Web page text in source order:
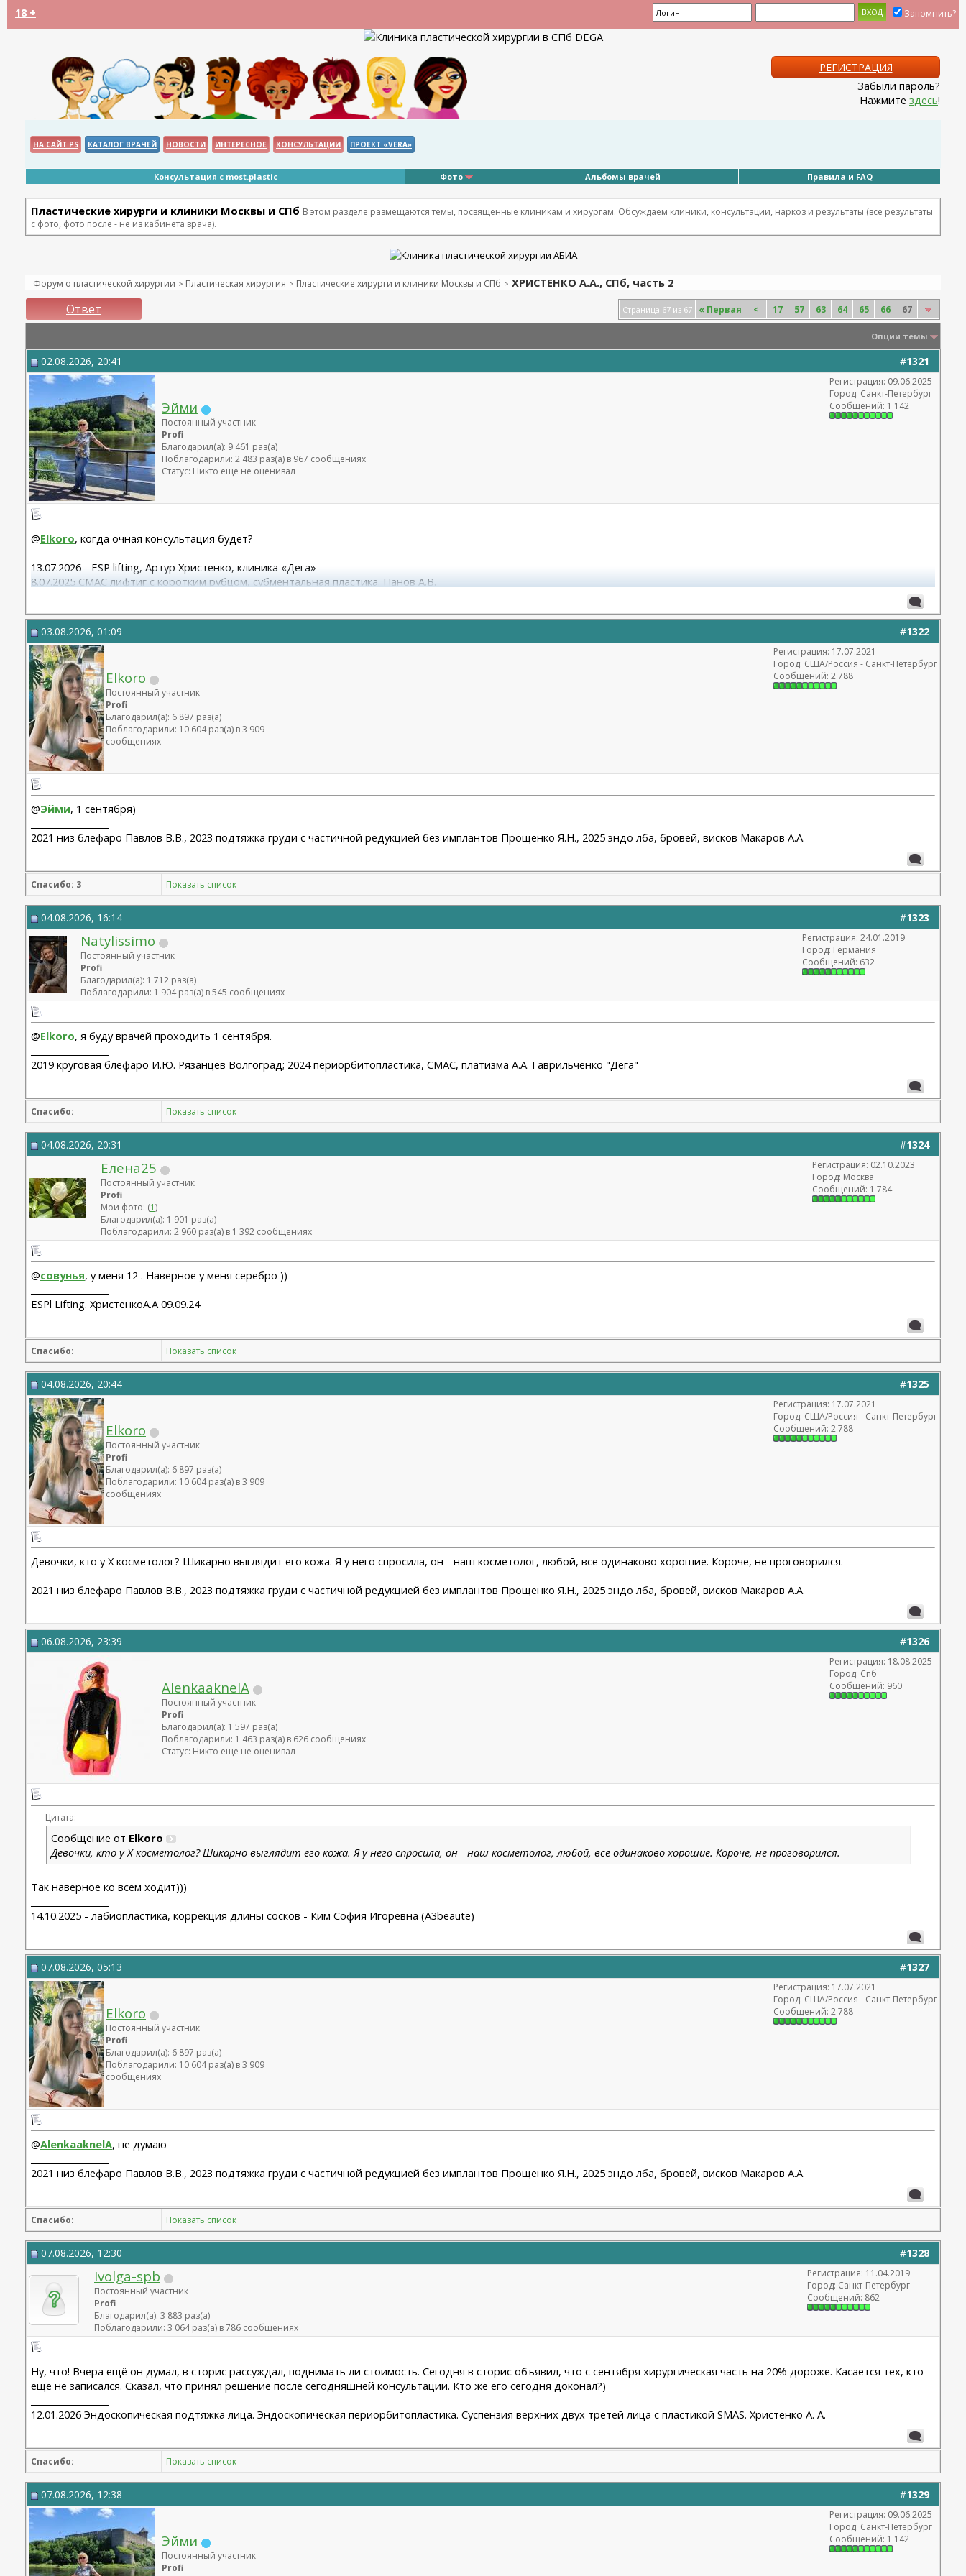
18 + Запомнить?
РЕГИСТРАЦИЯ
Забыли пароль?
Нажмите здесь!
НА САЙТ PS КАТАЛОГ ВРАЧЕЙ НОВОСТИ ИНТЕРЕСНОЕ КОНСУЛЬТАЦИИ ПРОЕКТ «VERA»
Консультация с most.plastic Фото Альбомы врачей Правила и FAQ
Пластические хирурги и клиники Москвы и СПб В этом разделе размещаются темы, посвященные клиникам и хирургам. Обсуждаем клиники, консультации, наркоз и результаты (все результаты
с фото, фото после - не из кабинета врача).
Форум о пластической хирургии > Пластическая хирургия > Пластические хирурги и клиники Москвы и СПб > ХРИСТЕНКО А.А., СПб, часть 2
Ответ Страница 67 из 67 « Первая < 17 57 63 64 65 66 67
Опции темы
#1321
02.08.2026, 20:41
Эйми
Постоянный участник
Profi
Благодарил(а): 9 461 раз(а)
Поблагодарили: 2 483 раз(а) в 967 сообщениях
Статус: Никто еще не оценивал
Регистрация: 09.06.2025
Город: Санкт-Петербург
Сообщений: 1 142
@Elkoro, когда очная консультация будет?
13.07.2026 - ESP lifting, Артур Христенко, клиника «Дега»
8.07.2025 СМАС лифтиг с коротким рубцом, субментальная пластика. Панов А.В.
#1322
03.08.2026, 01:09
Elkoro
Постоянный участник
Profi
Благодарил(а): 6 897 раз(а)
Поблагодарили: 10 604 раз(а) в 3 909
сообщениях
Регистрация: 17.07.2021
Город: США/Россия - Санкт-Петербург
Сообщений: 2 788
@Эйми, 1 сентября)
2021 низ блефаро Павлов В.В., 2023 подтяжка груди с частичной редукцией без имплантов Прощенко Я.Н., 2025 эндо лба, бровей, висков Макаров А.А.
Спасибо: 3 Показать список
#1323
04.08.2026, 16:14
Natylissimo
Постоянный участник
Profi
Благодарил(а): 1 712 раз(а)
Поблагодарили: 1 904 раз(а) в 545 сообщениях
Регистрация: 24.01.2019
Город: Германия
Сообщений: 632
@Elkoro, я буду врачей проходить 1 сентября.
2019 круговая блефаро И.Ю. Рязанцев Волгоград; 2024 периорбитопластика, СМАС, платизма А.А. Гаврильченко "Дега"
Спасибо: Показать список
#1324
04.08.2026, 20:31
Елена25
Постоянный участник
Profi
Мои фото: (1)
Благодарил(а): 1 901 раз(а)
Поблагодарили: 2 960 раз(а) в 1 392 сообщениях
Регистрация: 02.10.2023
Город: Москва
Сообщений: 1 784
@совунья, у меня 12 . Наверное у меня серебро ))
ESPl Lifting. ХристенкоА.А 09.09.24
Спасибо: Показать список
#1325
04.08.2026, 20:44
Elkoro
Постоянный участник
Profi
Благодарил(а): 6 897 раз(а)
Поблагодарили: 10 604 раз(а) в 3 909
сообщениях
Регистрация: 17.07.2021
Город: США/Россия - Санкт-Петербург
Сообщений: 2 788
Девочки, кто у Х косметолог? Шикарно выглядит его кожа. Я у него спросила, он - наш косметолог, любой, все одинаково хорошие. Короче, не проговорился.
2021 низ блефаро Павлов В.В., 2023 подтяжка груди с частичной редукцией без имплантов Прощенко Я.Н., 2025 эндо лба, бровей, висков Макаров А.А.
#1326
06.08.2026, 23:39
AlenkaaknelA
Постоянный участник
Profi
Благодарил(а): 1 597 раз(а)
Поблагодарили: 1 463 раз(а) в 626 сообщениях
Статус: Никто еще не оценивал
Регистрация: 18.08.2025
Город: Спб
Сообщений: 960
Цитата:
Сообщение от Elkoro
Девочки, кто у Х косметолог? Шикарно выглядит его кожа. Я у него спросила, он - наш косметолог, любой, все одинаково хорошие. Короче, не проговорился.
Так наверное ко всем ходит)))
14.10.2025 - лабиопластика, коррекция длины сосков - Ким София Игоревна (A3beaute)
#1327
07.08.2026, 05:13
Elkoro
Постоянный участник
Profi
Благодарил(а): 6 897 раз(а)
Поблагодарили: 10 604 раз(а) в 3 909
сообщениях
Регистрация: 17.07.2021
Город: США/Россия - Санкт-Петербург
Сообщений: 2 788
@AlenkaaknelA, не думаю
2021 низ блефаро Павлов В.В., 2023 подтяжка груди с частичной редукцией без имплантов Прощенко Я.Н., 2025 эндо лба, бровей, висков Макаров А.А.
Спасибо: Показать список
#1328
07.08.2026, 12:30
Ivolga-spb
Постоянный участник
Profi
Благодарил(а): 3 883 раз(а)
Поблагодарили: 3 064 раз(а) в 786 сообщениях
Регистрация: 11.04.2019
Город: Санкт-Петербург
Сообщений: 862
Ну, что! Вчера ещё он думал, в сторис рассуждал, поднимать ли стоимость. Сегодня в сторис объявил, что с сентября хирургическая часть на 20% дороже. Касается тех, кто
ещё не записался. Сказал, что принял решение после сегодняшней консультации. Кто же его сегодня доконал?)
12.01.2026 Эндоскопическая подтяжка лица. Эндоскопическая периорбитопластика. Суспензия верхних двух третей лица с пластикой SMAS. Христенко А. А.
Спасибо: Показать список
#1329
07.08.2026, 12:38
Эйми
Постоянный участник
Profi
Регистрация: 09.06.2025
Город: Санкт-Петербург
Сообщений: 1 142